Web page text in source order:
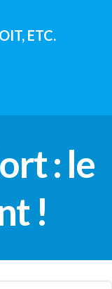
ETC.
: le
!